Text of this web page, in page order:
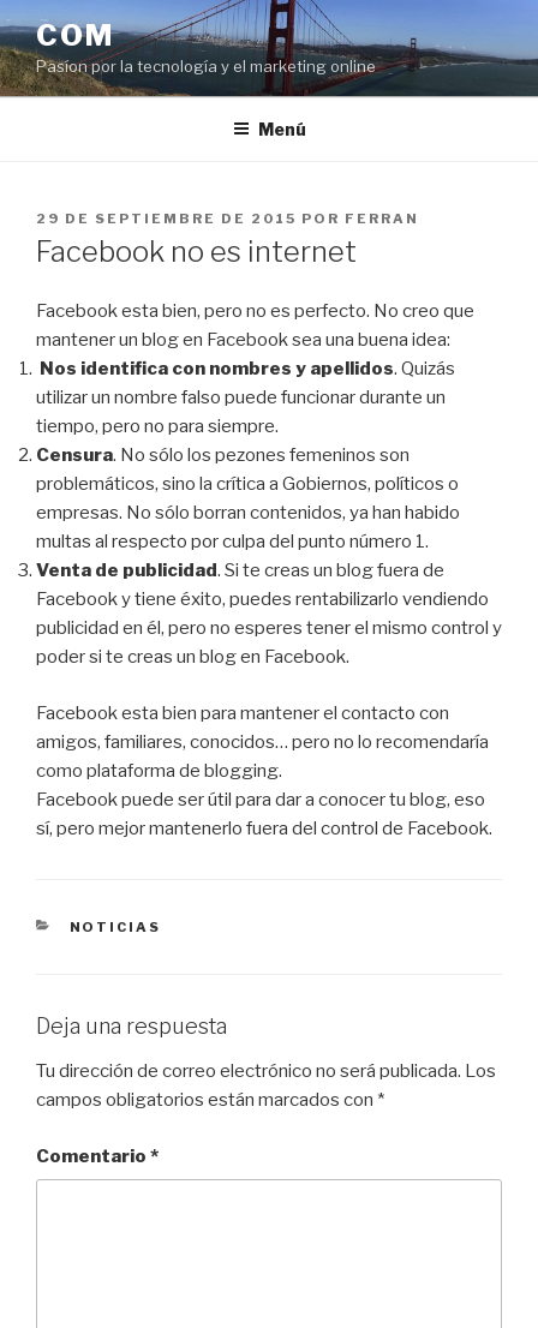
al
contenido
COM
Pasíon por la tecnología y el marketing online
Menú
PUBLICADO
EL
29 DE SEPTIEMBRE DE 2015 POR FERRAN
Facebook no es internet
Facebook esta bien, pero no es perfecto. No creo que
mantener un blog en Facebook sea una buena idea:
Nos identifica con nombres y apellidos. Quizás
utilizar un nombre falso puede funcionar durante un
tiempo, pero no para siempre.
Censura. No sólo los pezones femeninos son
problemáticos, sino la crítica a Gobiernos, políticos o
empresas. No sólo borran contenidos, ya han habido
multas al respecto por culpa del punto número 1.
Venta de publicidad. Si te creas un blog fuera de
Facebook y tiene éxito, puedes rentabilizarlo vendiendo
publicidad en él, pero no esperes tener el mismo control y
poder si te creas un blog en Facebook.
Facebook esta bien para mantener el contacto con
amigos, familiares, conocidos… pero no lo recomendaría
como plataforma de blogging.
Facebook puede ser útil para dar a conocer tu blog, eso
sí, pero mejor mantenerlo fuera del control de Facebook.
CATEGORÍAS
NOTICIAS
Deja una respuesta
Tu dirección de correo electrónico no será publicada. Los
campos obligatorios están marcados con *
Comentario *